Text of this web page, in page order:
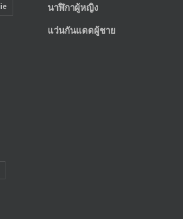
นาฬิกาผู้หญิง
แว่นกันแดดผู้ชาย